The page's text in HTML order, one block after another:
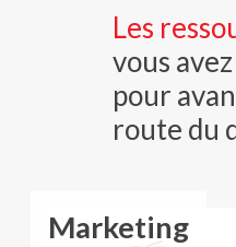
Les
vous
pour
route du
Marketing